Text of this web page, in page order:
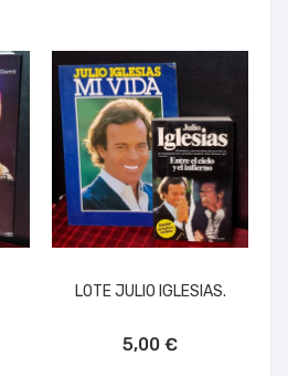
LOTE JULIO IGLESIAS.
5,00 €